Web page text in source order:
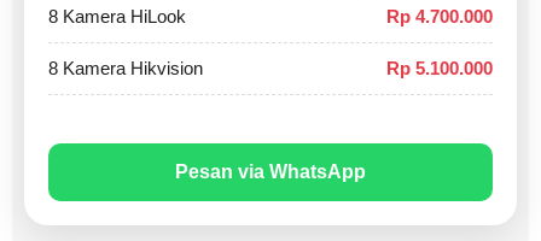
8 Kamera HiLook Rp 4.700.000
8 Kamera Hikvision Rp 5.100.000
Pesan via WhatsApp